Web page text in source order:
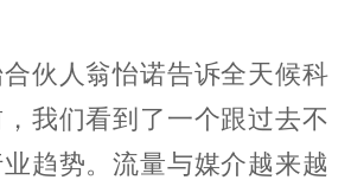
伙人翁怡诺告诉全天候科
我们看到了一个跟过去不
趋势。流量与媒介越来越